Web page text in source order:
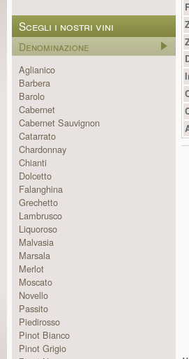
Scegli i nostri vini
Denominazione
Aglianico
Barbera
Barolo
Cabernet
Cabernet Sauvignon
Catarrato
Chardonnay
Chianti
Dolcetto
Falanghina
Grechetto
Lambrusco
Liquoroso
Malvasia
Marsala
Merlot
Moscato
Novello
Passito
Piedirosso
Pinot Bianco
Pinot Grigio